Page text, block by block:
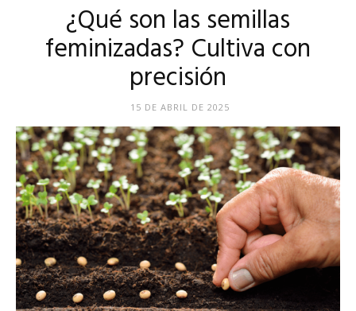
¿Qué son las semillas
feminizadas? Cultiva con
precisión
15 DE ABRIL DE 2025